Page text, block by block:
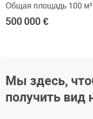
Общая площадь 100 м²
500 000 €
Мы здесь,
получить вид